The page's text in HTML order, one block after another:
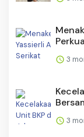
3
3